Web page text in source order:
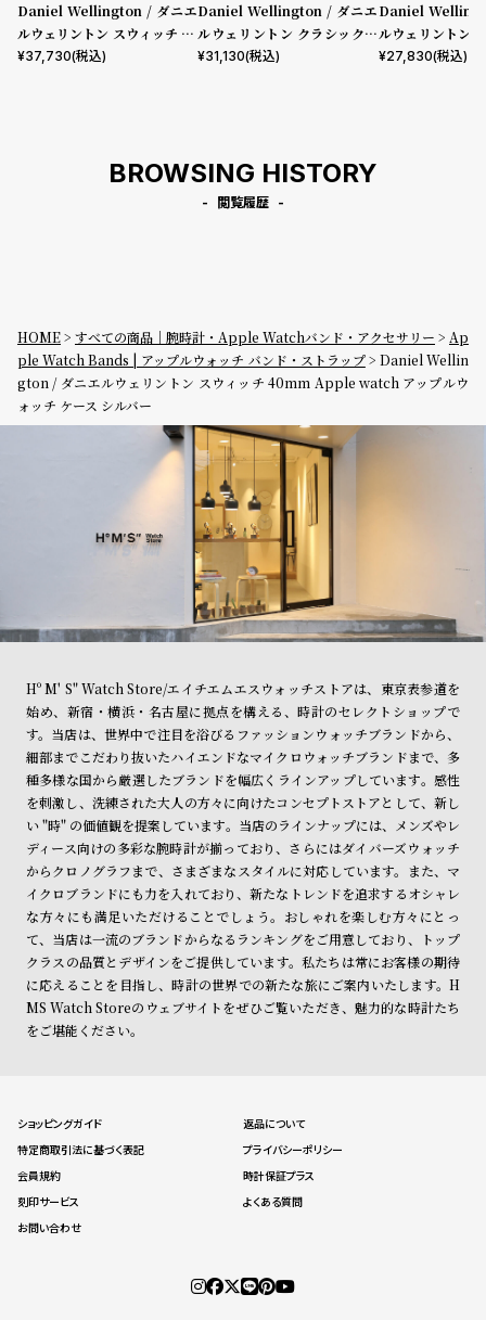
Daniel Wellington / ダニエ
ルウェリントン スウィッチ 40
mm Apple watch アップル
¥37,730(税込)
Daniel Wellington / ダニエ
ルウェリントン クラシックペ
ティット メルローズ ローズゴ
¥31,130(税込)
Daniel
ルウェリントン
フィールド ロー
¥27,830(税込)
BROWSING HISTORY
閲覧履歴
HOME すべての商品｜腕時計・Apple Watchバンド・アクセサリー
Ap
ple Watch Bands | アップルウォッチ バンド・ストラップ
Daniel Wellin
gton / ダニエルウェリントン スウィッチ 40mm Apple watch アップルウ
ォッチ ケース シルバー
Hº M' S" Watch Store/エイチエムエスウォッチストアは、東京表参道を
始め、新宿・横浜・名古屋に拠点を構える、時計のセレクトショップで
す。当店は、世界中で注目を浴びるファッションウォッチブランドから、
細部までこだわり抜いたハイエンドなマイクロウォッチブランドまで、多
種多様な国から厳選したブランドを幅広くラインアップしています。感性
を刺激し、洗練された大人の方々に向けたコンセプトストアとして、新し
い "時" の価値観を提案しています。当店のラインナップには、メンズやレ
ディース向けの多彩な腕時計が揃っており、さらにはダイバーズウォッチ
からクロノグラフまで、さまざまなスタイルに対応しています。また、マ
イクロブランドにも力を入れており、新たなトレンドを追求するオシャレ
な方々にも満足いただけることでしょう。おしゃれを楽しむ方々にとっ
て、当店は一流のブランドからなるランキングをご用意しており、トップ
クラスの品質とデザインをご提供しています。私たちは常にお客様の期待
に応えることを目指し、時計の世界での新たな旅にご案内いたします。H
MS Watch Storeのウェブサイトをぜひご覧いただき、魅力的な時計たち
をご堪能ください。
ショッピングガイド
返品について
特定商取引法に基づく表記
プライバシーポリシー
会員規約
時計保証プラス
刻印サービス
よくある質問
お問い合わせ